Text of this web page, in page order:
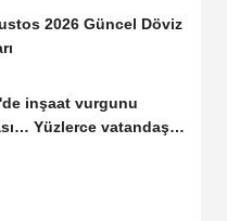
2026 Güncel Döviz
inşaat vurgunu
Yüzlerce vatandaş